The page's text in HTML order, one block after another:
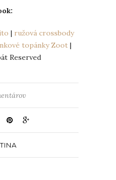
| ružová crossbody
topánky Zoot |
Reserved
TINA